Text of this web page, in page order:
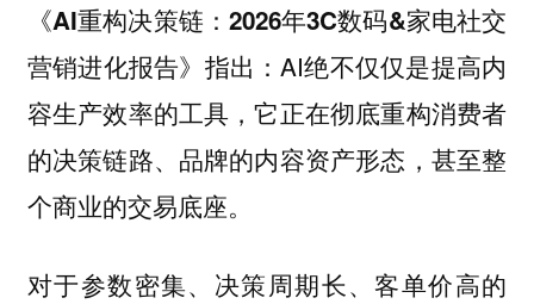
《AI重构决策链：2026年3C数码&家电社交
营销进化报告》 指出：AI绝不仅仅是提高内
容生产效率的工具，它正在彻底重构消费者
的决策链路、品牌的内容资产形态，甚至整
个商业的交易底座。
对于参数密集、决策周期长、客单价高的